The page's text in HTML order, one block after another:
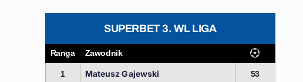
SUPERBET 3. WL LIGA
Ranga Zawodnik
1 Mateusz Gajewski 53